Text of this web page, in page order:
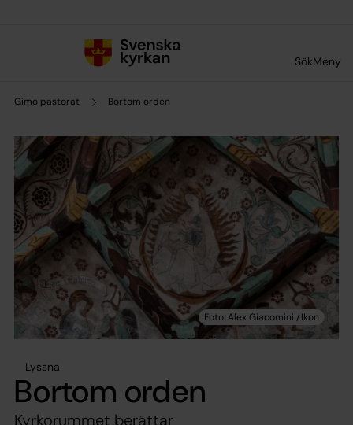
SökMeny
Gimo pastorat Bortom orden
Lyssna
Bortom orden
Kyrkorummet berättar